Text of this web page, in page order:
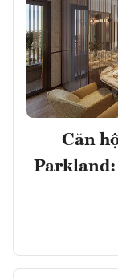
Căn
Parkland: